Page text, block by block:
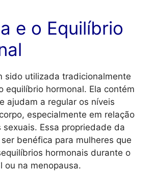
e o Equilíbrio
sido utilizada tradicionalmente
equilíbrio hormonal. Ela contém
ajudam a regular os níveis
especialmente em relação
sexuais. Essa propriedade da
benéfica para mulheres que
hormonais durante o
ou na menopausa.